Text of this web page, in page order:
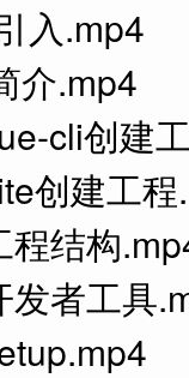
入.mp4
介.mp4
cli创建
创建工
程结构
发者工具